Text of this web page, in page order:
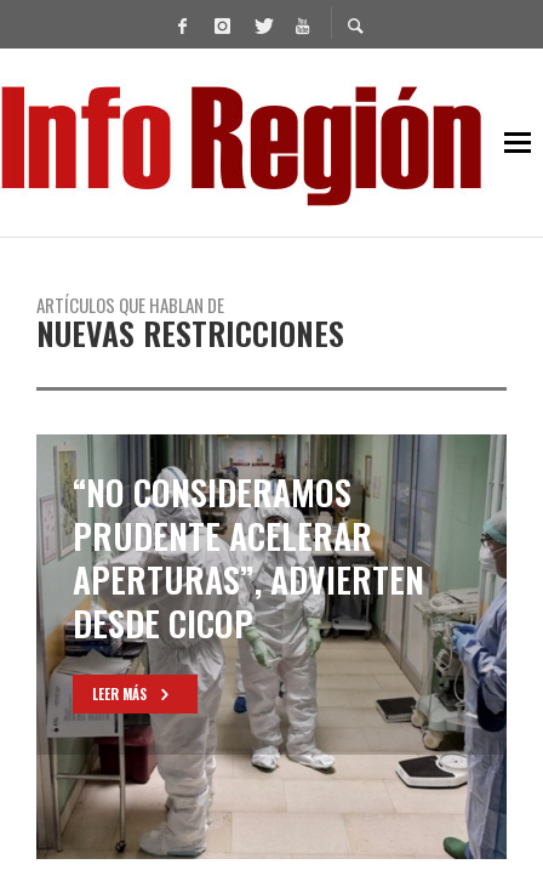
ARTÍCULOS QUE HABLAN DE
NUEVAS RESTRICCIONES
RESTRICCIONES: LAS
MEDIDAS VIGENTES EN
ECHEVERRÍA
LEER MÁS